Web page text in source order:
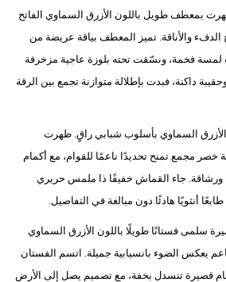
ظهرت بمعطف طويل باللون الأزرق السماوي الفاتح
والأناقة. تميز المعطف بياقة عريضة من
لمسة فخمة، ونسّقت تحته بلوزة عاجية مزخرفة
داكنة، فبدت بإطلالة متوازنة تجمع بين الرقة
الأزرق السماوي بأسلوب شبابي راقٍ. ظهرت
مجمع تمنح تحديدًا ناعمًا للقوام، مع أكمام
جاء القماش خفيفًا ذا ملمس حريري
أنثويًا هادئًا دون مبالغة في التفاصيل.
سلمى فستانًا طويلًا باللون الأزرق السماوي
يعكس الضوء بانسيابية جميلة. اتسم الفستان
قصيرة تنسدل بخفة، مع تصميم يصل إلى الأرض